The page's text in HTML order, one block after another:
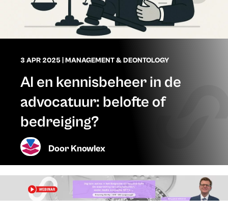
3 APR 2025 MANAGEMENT & DEONTOLOGY
AI en kennisbeheer in de
advocatuur: belofte of
bedreiging?
DoorKnowlex